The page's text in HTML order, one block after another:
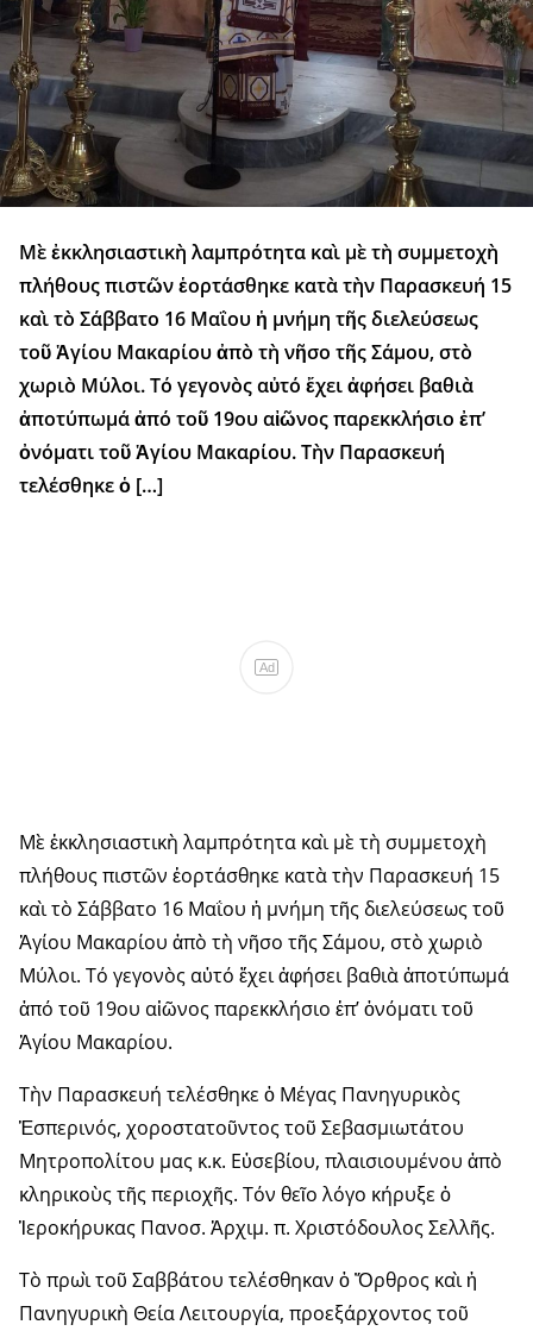
Μὲ ἐκκλησιαστικὴ λαμπρότητα καὶ μὲ τὴ συμμετοχὴ
πλήθους πιστῶν ἑορτάσθηκε κατὰ τὴν Παρασκευή 15
καὶ τὸ Σάββατο 16 Μαΐου ἡ μνήμη τῆς διελεύσεως
τοῦ Ἁγίου Μακαρίου ἀπὸ τὴ νῆσο τῆς Σάμου, στὸ
χωριὸ Μύλοι. Τό γεγονὸς αὐτό ἔχει ἀφήσει βαθιὰ
ἀποτύπωμά ἀπό τοῦ 19ου αἰῶνος παρεκκλήσιο ἐπ’
ὀνόματι τοῦ Ἁγίου Μακαρίου. Τὴν Παρασκευή
τελέσθηκε ὁ […]
Ad
Μὲ ἐκκλησιαστικὴ λαμπρότητα καὶ μὲ τὴ συμμετοχὴ
πλήθους πιστῶν ἑορτάσθηκε κατὰ τὴν Παρασκευή 15
καὶ τὸ Σάββατο 16 Μαΐου ἡ μνήμη τῆς διελεύσεως τοῦ
Ἁγίου Μακαρίου ἀπὸ τὴ νῆσο τῆς Σάμου, στὸ χωριὸ
Μύλοι. Τό γεγονὸς αὐτό ἔχει ἀφήσει βαθιὰ ἀποτύπωμά
ἀπό τοῦ 19ου αἰῶνος παρεκκλήσιο ἐπ’ ὀνόματι τοῦ
Ἁγίου Μακαρίου.
Τὴν Παρασκευή τελέσθηκε ὁ Μέγας Πανηγυρικὸς
Ἑσπερινός, χοροστατοῦντος τοῦ Σεβασμιωτάτου
Μητροπολίτου μας κ.κ. Εὐσεβίου, πλαισιουμένου ἀπὸ
κληρικοὺς τῆς περιοχῆς. Τόν θεῖο λόγο κήρυξε ὁ
Ἱεροκήρυκας Πανοσ. Ἀρχιμ. π. Χριστόδουλος Σελλῆς.
Τὸ πρωὶ τοῦ Σαββάτου τελέσθηκαν ὁ Ὄρθρος καὶ ἡ
Πανηγυρικὴ Θεία Λειτουργία, προεξάρχοντος τοῦ